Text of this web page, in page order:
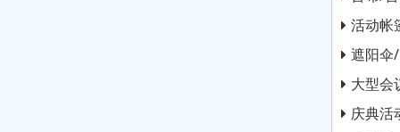
活动帐
遮阳伞
大型会
庆典活